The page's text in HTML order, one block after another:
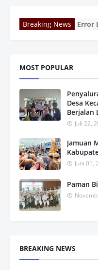
Breaking News Error
MOST POPULAR
Desa
Berjalan
Juli 22,
Jamuan
Juni 01,
Paman
BREAKING NEWS